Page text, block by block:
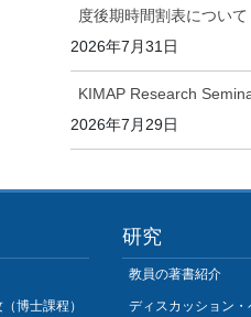
度後期時間割表について
2026年7月31日
KIMAP Research
2026年7月29日
博士課程）
研究
教員の著書紹介
ディスカッション・